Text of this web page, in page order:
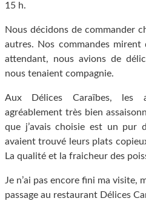
15 h.
Nous décidons de commander
autres. Nos commandes
attendant, nous avions de
nous tenaient compagnie.
Aux Délices Caraïbes, les
agréablement très bien
que j’avais choisie est un pur
avaient trouvé leurs plats
La qualité et la fraicheur des
Je n’ai pas encore fini ma visite,
passage au restaurant Délices